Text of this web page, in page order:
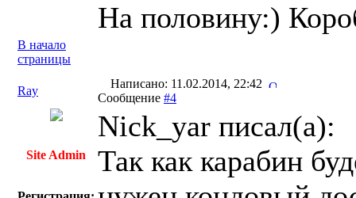
На половину:)
В начало
страницы
Ray
Написано: 11.02.2014, 22:42
Сообщение #4
Site Admin
Nick_yar писал(a):
Так как карабин